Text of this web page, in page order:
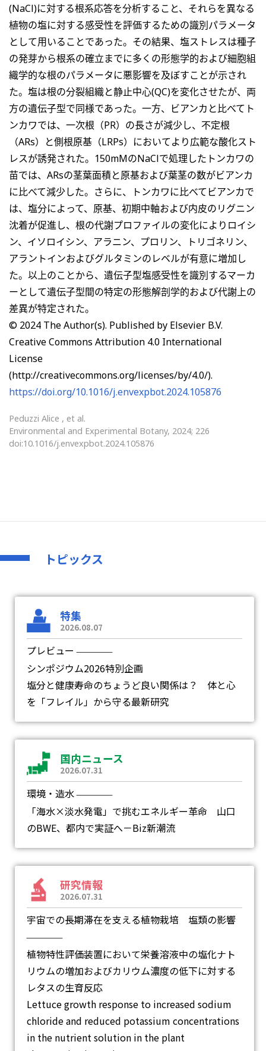
(NaCl)に対する根系応答を分析すること、それらを異なる
植物の塩に対する感受性を評価するための識別パラメータ
として用いることであった。その結果、塩ストレスは種子
の発芽から根系の確立までに多くの形態学的および細胞組
織学的な根のパラメータに悪影響を及ぼすことが示され
た。塩は根の分裂組織と静止中心(QC)を変化させたが、両
方の遺伝子型で同様であった。一方、ビアンカと比べてト
ンカワでは、一次根（PR）の長さが減少し、不定根
（ARs）と側根原基（LRPs）においてより広範な酸化スト
レスが誘発された。150mMのNaClで処理したトンカワの
苗では、ARsの茎葉面積と原基および葉茎の数がビアンカ
に比べて減少した。さらに、トンカワに比べてビアンカで
は、塩分によって、原基、初期中軸および内皮のリグニン
沈着が促進し、根の代謝プロファイルの変化によりロイシ
ン、イソロイシン、アラニン、プロリン、トリゴネリン、
アラントインおよびグルタミンのレベルが有意に増加し
た。以上のことから、遺伝子型塩感受性を識別するマーカ
ーとして遺伝子型間の特定の形態解剖学的および代謝上の
差異が特定された。
© 2024 The Author(s). Published by Elsevier B.V.
Creative Commons Attribution 4.0 International
License
(http://creativecommons.org/licenses/by/4.0/).
https://doi.org/10.1016/j.envexpbot.2024.105876
Peduzzi Alice , et al.
Environmental and Experimental Botany, 2024; 226
doi:10.1016/j.envexpbot.2024.105876
トピックス
特集
2026.08.07
プレビュー ―
シンポジウム2026特別企画
塩分と健康寿命のちょうど良い関係は？ 体と心
を「フレイル」から守る最新研究
国内ニュース
2026.07.31
環境・造水 ―
「海水×淡水発電」で挑むエネルギー革命 山口
のBWE、都内で実証へ－Biz新潮流
研究情報
2026.07.31
宇宙での長期滞在を支える植物栽培 塩類の影響
―
植物特性評価装置において栄養溶液中の塩化ナト
リウムの増加およびカリウム濃度の低下に対する
レタスの生育反応
Lettuce growth response to increased sodium
chloride and reduced potassium concentrations
in the nutrient solution in the plant